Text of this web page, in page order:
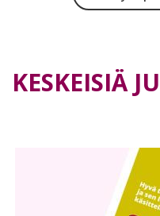
KESKEISIÄ